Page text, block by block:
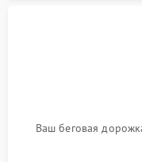
Ваш беговая